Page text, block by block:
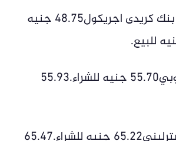
سعر الدولار فى بنك كريدى اجريكول48.75 جنيه
سعر اليورو الأوروبي55.70 جنيه للشراء.55.93